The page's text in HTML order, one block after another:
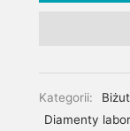
Kategorii:
Diamenty